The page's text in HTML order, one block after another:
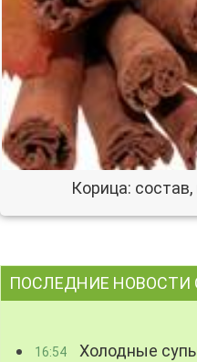
Корица:
ПОСЛЕДНИЕ НОВОСТИ
16:54 Холодные